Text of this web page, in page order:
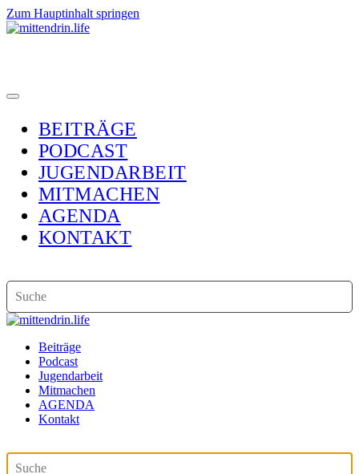
Zum Hauptinhalt springen
BEITRÄGE
PODCAST
JUGENDARBEIT
MITMACHEN
AGENDA
KONTAKT
Beiträge
Podcast
Jugendarbeit
Mitmachen
AGENDA
Kontakt